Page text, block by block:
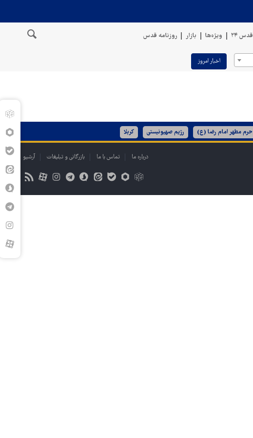
قدس ۲۴ ویژه‌ها بازار روزنامه قدس
اخبار امروز
حرم مطهر امام رضا (ع) رژیم صهیونیستی کربلا
درباره ما تماس با ما بازرگانی و تبلیغات آرشیو